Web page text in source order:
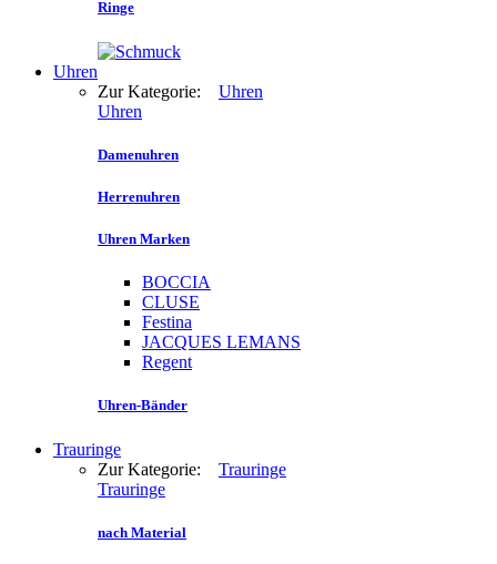
Ringe
Uhren
Zur Kategorie: Uhren
Uhren
Damenuhren
Herrenuhren
Uhren Marken
BOCCIA
CLUSE
Festina
JACQUES LEMANS
Regent
Uhren-Bänder
Trauringe
Zur Kategorie: Trauringe
Trauringe
nach Material